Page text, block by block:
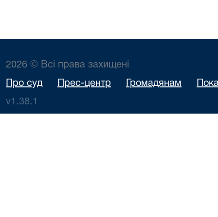
2026 © Всі права захищені
Про суд Прес-центр Громадянам
v1.38.1